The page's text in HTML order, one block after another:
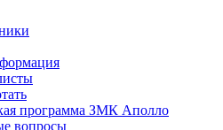
программа ЗМК Аполло
вопросы